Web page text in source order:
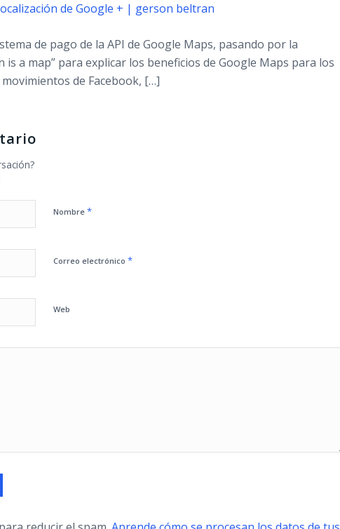
de Google + | gerson beltran
de pago de la API de Google Maps, pasando por la
is a map” para explicar los beneficios de Google Maps para los
de Facebook, […]
Nombre*
Correo electrónico*
Web